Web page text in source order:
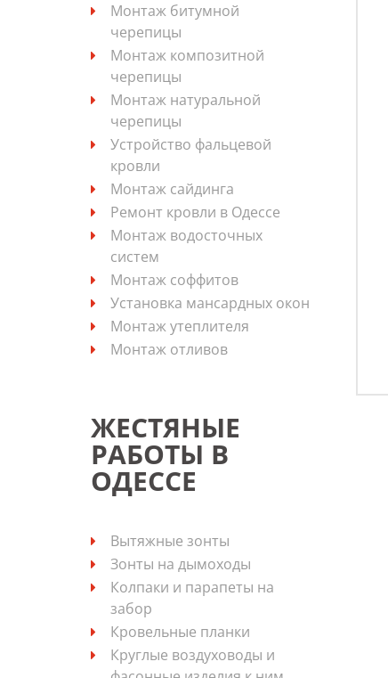
Монтаж битумной
черепицы
Монтаж композитной
черепицы
Монтаж натуральной
черепицы
Устройство фальцевой
кровли
Монтаж сайдинга
Ремонт кровли в Одессе
Монтаж водосточных
систем
Монтаж соффитов
Установка мансардных окон
Монтаж утеплителя
Монтаж отливов
ЖЕСТЯНЫЕ
РАБОТЫ В
ОДЕССЕ
Вытяжные зонты
Зонты на дымоходы
Колпаки и парапеты на
забор
Кровельные планки
Круглые воздуховоды и